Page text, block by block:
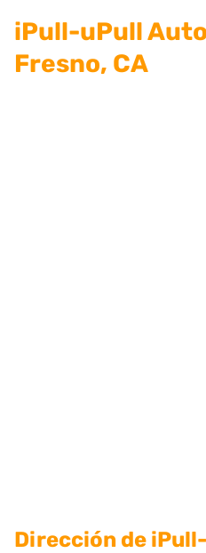
iPull-uPull
Fresno, CA
Dirección de